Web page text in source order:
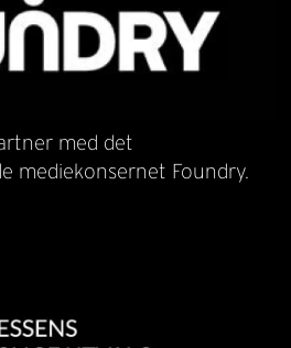
med det
mediekonsernet Foundry.